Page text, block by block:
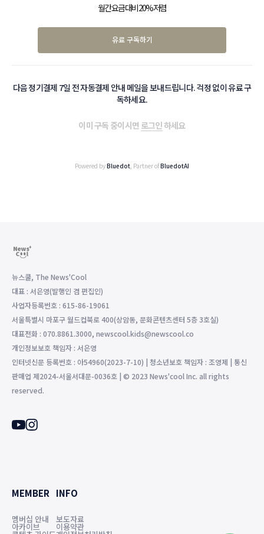
월간 요금 대비 20% 저렴
유료 구독하기
다음 정기결제 7일 전 자동결제 안내 메일을 보내드립니다. 걱정 없이 유료 구
독하세요.
이미 구독 중이시면 로그인하세요
Powered byBluedot , Partner ofBluedotAI
뉴스쿨, The News'Cool
대표 : 서은영(발행인 겸 편집인)
사업자등록번호 : 615-86-19061
서울특별시 마포구 월드컵북로 400(상암동, 문화콘텐츠센터 5층 3호실)
대표전화 : 070.8861.3000, newscool.kids@newscool.co
개인정보보호 책임자 : 서은영
인터넷신문 등록번호 : 아54960(2023-7-10) | 청소년보호 책임자 : 조영제 | 통신
판매업 제2024-서울서대문-0036호 | © 2023 News'cool Inc. all rights
reserved.
MEMBER
멤버십 안내
아카이브
INFO
보도자료
이용약관